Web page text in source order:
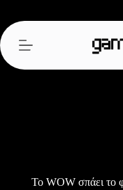
περιεχόμενο
Το WOW σπάει το